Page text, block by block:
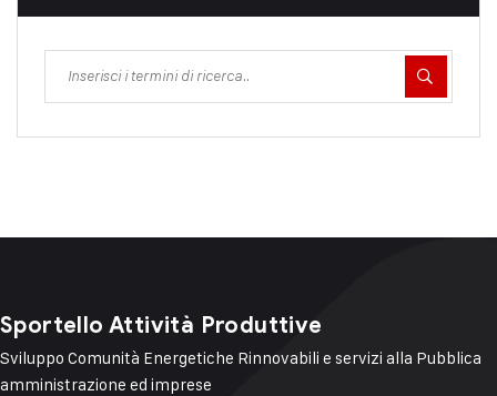
Sportello Attività Produttive
Sviluppo Comunità Energetiche Rinnovabili e servizi alla Pubblica
amministrazione ed imprese